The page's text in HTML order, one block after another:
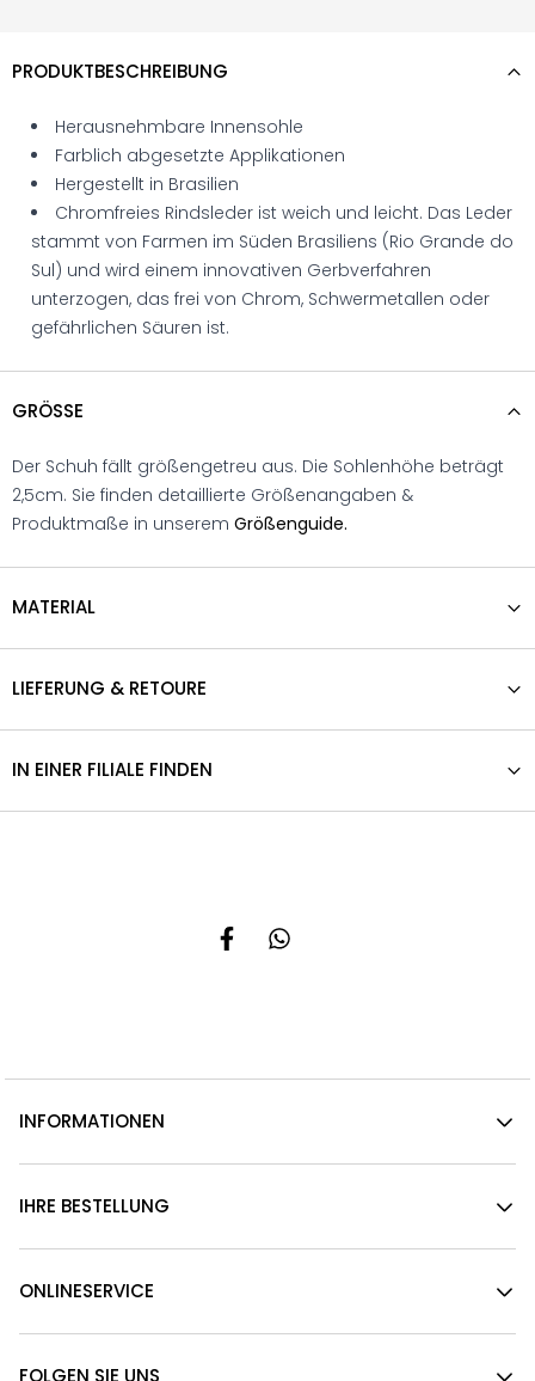
PRODUKTBESCHREIBUNG
Herausnehmbare Innensohle
Farblich abgesetzte Applikationen
Hergestellt in Brasilien
Chromfreies Rindsleder ist weich und leicht. Das Leder
stammt von Farmen im Süden Brasiliens (Rio Grande do
Sul) und wird einem innovativen Gerbverfahren
unterzogen, das frei von Chrom, Schwermetallen oder
gefährlichen Säuren ist.
GRÖSSE
Der Schuh fällt größengetreu aus. Die Sohlenhöhe beträgt
2,5cm. Sie finden detaillierte Größenangaben &
Produktmaße in unserem Größenguide.
MATERIAL
LIEFERUNG & RETOURE
IN EINER FILIALE FINDEN
INFORMATIONEN
IHRE BESTELLUNG
ONLINESERVICE